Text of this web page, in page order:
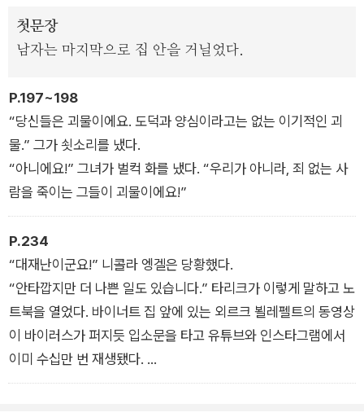
밈 문화, 디지털 원주민이라고도 불리는 십대들의 문화 등을 크리
스마스 직전 14일간의 미스터리로 녹여낸, 반전에 반전을 거듭하
첫문장
남자는 마지막으로 집 안을 거닐었다.
P.197~198
“당신들은 괴물이에요. 도덕과 양심이라고는 없는 이기적인 괴
물.” 그가 쇳소리를 냈다.
“아니에요!” 그녀가 벌컥 화를 냈다. “우리가 아니라, 죄 없는 사
람을 죽이는 그들이 괴물이에요!”
P.234
“대재난이군요!” 니콜라 엥겔은 당황했다.
“안타깝지만 더 나쁜 일도 있습니다.” 타리크가 이렇게 말하고 노
트북을 열었다. 바이너트 집 앞에 있는 외르크 뵐레펠트의 동영상
이 바이러스가 퍼지듯 입소문을 타고 유튜브와 인스타그램에서
이미 수십만 번 재생됐다.
“‘저기 내 딸을 살해한 개자식이 삽니다!’라고 고함을 지르는 외